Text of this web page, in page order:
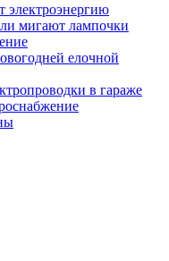
электроэнергию
мигают лампочки
елочной
в гараже